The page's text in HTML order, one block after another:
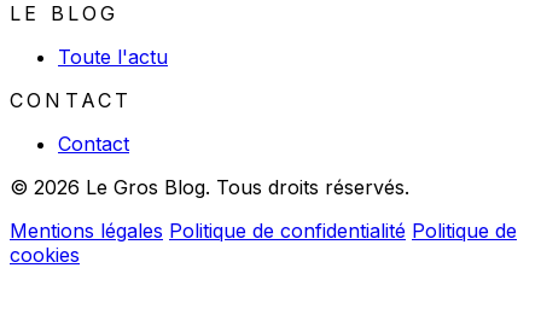
LE BLOG
Toute l'actu
CONTACT
Contact
© 2026 Le Gros Blog. Tous droits réservés.
Mentions légales Politique de confidentialité Politique de
cookies